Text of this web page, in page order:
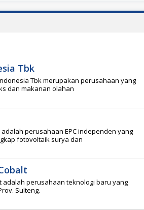
Tbk
Tbk merupakan perusahaan yang
dan makanan olahan
perusahaan EPC independen yang
fotovoltaik surya dan
adalah perusahaan teknologi baru yang
Sulteng.